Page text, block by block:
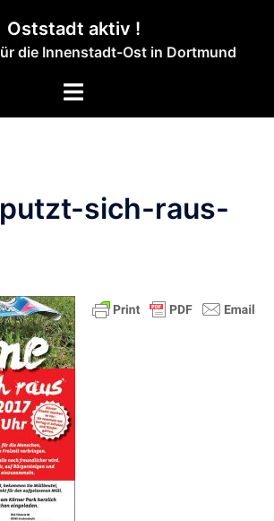
Oststadt aktiv !
die Innenstadt-Ost in Dortmund
Menü
sich-raus-